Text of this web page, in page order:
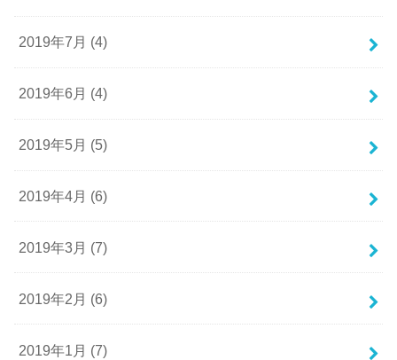
2019年7月 (4)
2019年6月 (4)
2019年5月 (5)
2019年4月 (6)
2019年3月 (7)
2019年2月 (6)
2019年1月 (7)